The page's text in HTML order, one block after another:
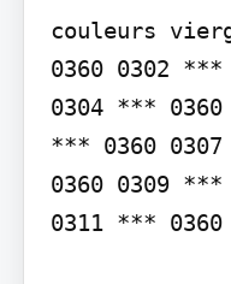
couleurs
0360 0302
0304 ***
*** 0360
0360 0309
0311 ***